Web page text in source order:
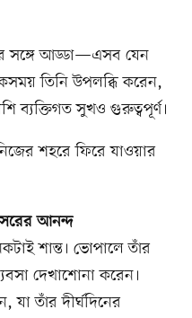
সঙ্গে আড্ডা—এসব যেন
তিনি উপলব্ধি করেন,
ব্যক্তিগত সুখও গুরুত্বপূর্ণ।
শহরে ফিরে যাওয়ার
আনন্দ
শান্ত। ভোপালে তাঁর
দেখাশোনা করেন।
যা তাঁর দীর্ঘদিনের